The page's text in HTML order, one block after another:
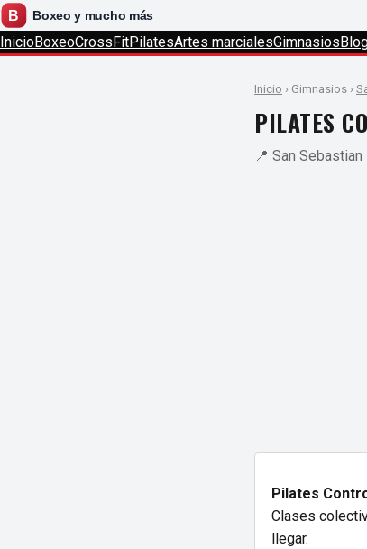
InicioBoxeoCrossFitPilatesArtes marcialesGimnasios
Inicio › Gimnasios ›
PILATES
📍 San Sebastian
Pilates
Clases
llegar.